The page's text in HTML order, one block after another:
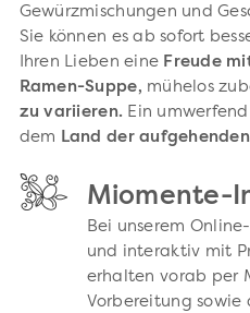
Gewürzmischungen und
Sie können es ab sofort
Ihren Lieben eine Freude
Ramen-Suppe, mühelos
zu variieren. Ein
dem Land der aufgehenden
Miomente-
Bei unserem
und interaktiv mit
erhalten vorab per
Vorbereitung sowie